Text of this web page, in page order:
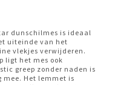
dunschilmes is ideaal
uiteinde van het
vlekjes verwijderen.
ligt het mes ook
greep zonder naden is
Het lemmet is